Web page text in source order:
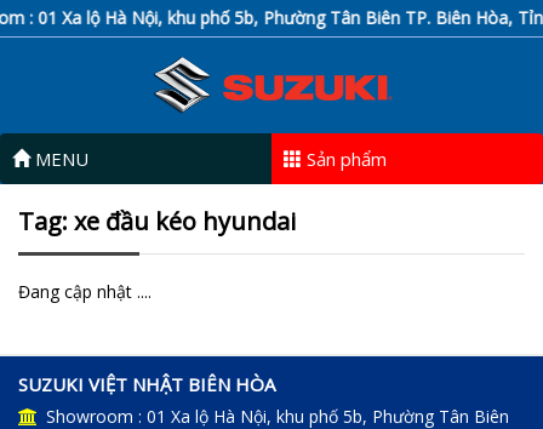
01 Xa lộ Hà Nội, khu phố 5b, Phường Tân Biên TP. Biên Hòa,
MENU Sản phẩm
Tag: xe đầu kéo hyundai
Đang cập nhật ....
SUZUKI VIỆT NHẬT BIÊN HÒA
Showroom : 01 Xa lộ Hà Nội, khu phố 5b, Phường Tân Biên